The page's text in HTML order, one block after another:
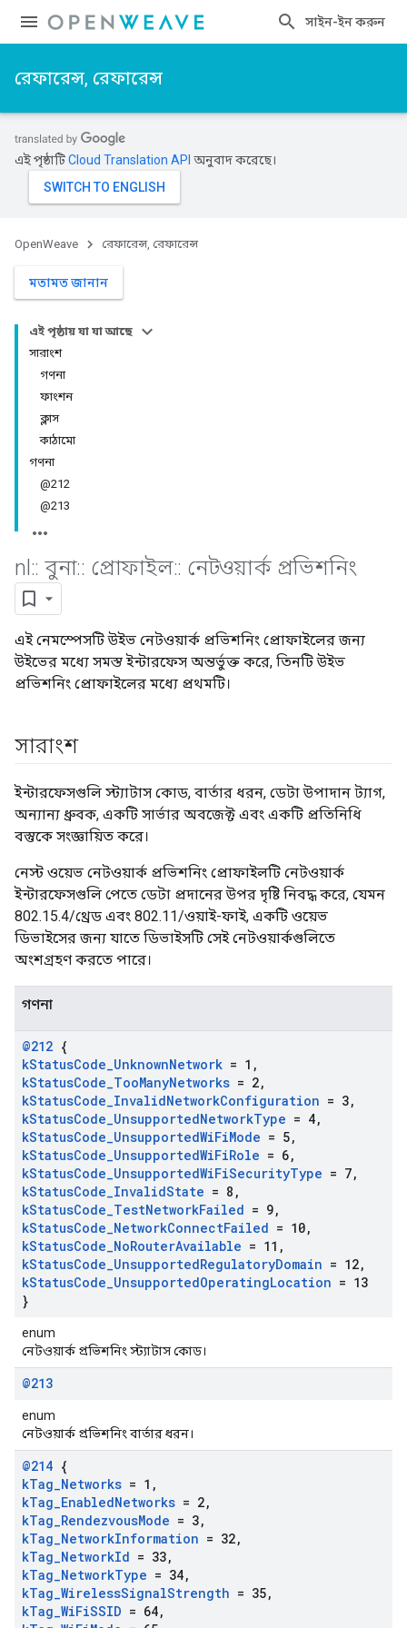
সাইন-ইন করুন
রেফারেন্স, রেফারেন্স
এই পৃষ্ঠাটিCloud Translation API অনুবাদ করেছে।
OpenWeave রেফারেন্স, রেফারেন্স
মতামত জানান
এই পৃষ্ঠায় যা যা আছে
সারাংশ
গণনা
ফাংশন
ক্লাস
কাঠামো
গণনা
@212
@213
nl :: বুনা:: প্রোফাইল:: নেটওয়ার্ক প্রভিশনিং
এই নেমস্পেসটি উইভ নেটওয়ার্ক প্রভিশনিং প্রোফাইলের জন্য
উইভের মধ্যে সমস্ত ইন্টারফেস অন্তর্ভুক্ত করে, তিনটি উইভ
প্রভিশনিং প্রোফাইলের মধ্যে প্রথমটি।
সারাংশ
ইন্টারফেসগুলি স্ট্যাটাস কোড, বার্তার ধরন, ডেটা উপাদান ট্যাগ,
অন্যান্য ধ্রুবক, একটি সার্ভার অবজেক্ট এবং একটি প্রতিনিধি
বস্তুকে সংজ্ঞায়িত করে।
নেস্ট ওয়েভ নেটওয়ার্ক প্রভিশনিং প্রোফাইলটি নেটওয়ার্ক
ইন্টারফেসগুলি পেতে ডেটা প্রদানের উপর দৃষ্টি নিবদ্ধ করে, যেমন
802.15.4/থ্রেড এবং 802.11/ওয়াই-ফাই, একটি ওয়েভ
ডিভাইসের জন্য যাতে ডিভাইসটি সেই নেটওয়ার্কগুলিতে
অংশগ্রহণ করতে পারে।
গণনা
@212 {
kStatusCode_UnknownNetwork = 1 ,
kStatusCode_TooManyNetworks = 2,
kStatusCode_InvalidNetworkConfiguration = 3,
kStatusCode_UnsupportedNetworkType = 4,
kStatusCode_UnsupportedWiFiMode = 5,
kStatusCode_UnsupportedWiFiRole = 6,
kStatusCode_UnsupportedWiFiSecurityType = 7,
kStatusCode_InvalidState = 8 ,
kStatusCode_TestNetworkFailed = 9,
kStatusCode_NetworkConnectFailed = 10,
kStatusCode_NoRouterAvailable = 11 ,
kStatusCode_UnsupportedRegulatoryDomain = 12,
kStatusCode_UnsupportedOperatingLocation = 13
}
enum
নেটওয়ার্ক প্রভিশনিং স্ট্যাটাস কোড।
@213
enum
নেটওয়ার্ক প্রভিশনিং বার্তার ধরন।
@214 {
kTag_Networks = 1 ,
kTag_EnabledNetworks = 2,
kTag_RendezvousMode = 3,
kTag_NetworkInformation = 32,
kTag_NetworkId = 33,
kTag_NetworkType = 34,
kTag_WirelessSignalStrength = 35,
kTag_WiFiSSID = 64,